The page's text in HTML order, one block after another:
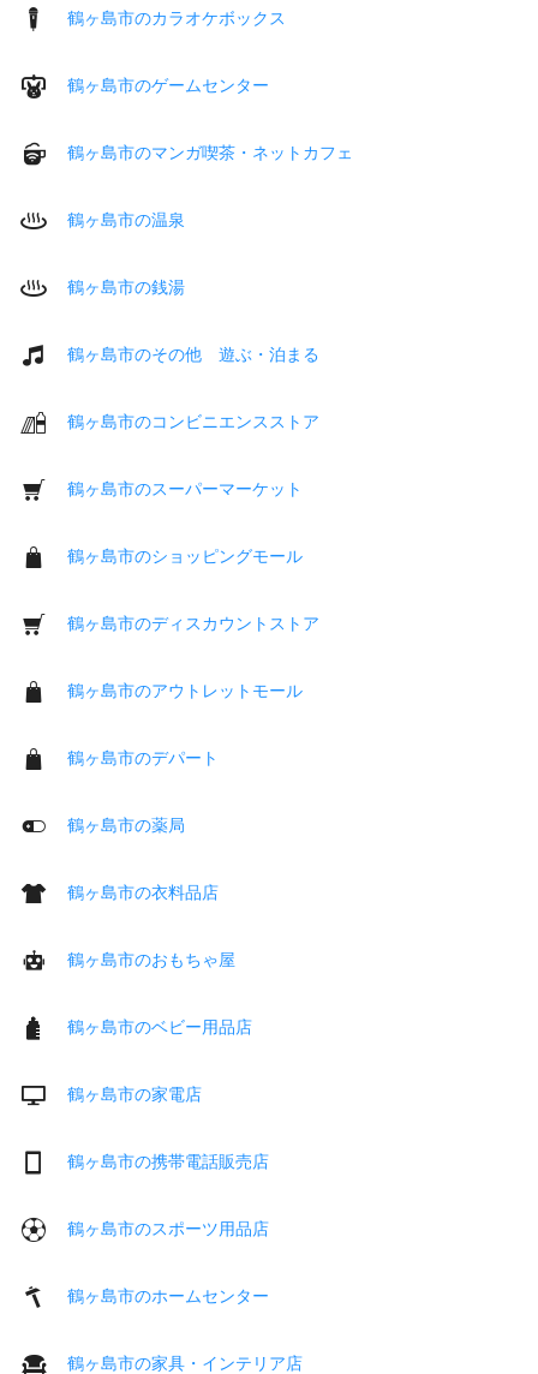
鶴ヶ島市のカラオケボックス
鶴ヶ島市のゲームセンター
鶴ヶ島市のマンガ喫茶・ネットカフェ
鶴ヶ島市の温泉
鶴ヶ島市の銭湯
鶴ヶ島市のその他 遊ぶ・泊まる
鶴ヶ島市のコンビニエンスストア
鶴ヶ島市のスーパーマーケット
鶴ヶ島市のショッピングモール
鶴ヶ島市のディスカウントストア
鶴ヶ島市のアウトレットモール
鶴ヶ島市のデパート
鶴ヶ島市の薬局
鶴ヶ島市の衣料品店
鶴ヶ島市のおもちゃ屋
鶴ヶ島市のベビー用品店
鶴ヶ島市の家電店
鶴ヶ島市の携帯電話販売店
鶴ヶ島市のスポーツ用品店
鶴ヶ島市のホームセンター
鶴ヶ島市の家具・インテリア店